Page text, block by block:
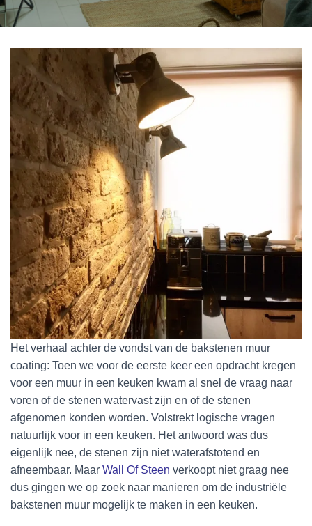
Het verhaal achter de vondst van de bakstenen muur
coating: Toen we voor de eerste keer een opdracht kregen
voor een muur in een keuken kwam al snel de vraag naar
voren of de stenen watervast zijn en of de stenen
afgenomen konden worden. Volstrekt logische vragen
natuurlijk voor in een keuken. Het antwoord was dus
eigenlijk nee, de stenen zijn niet waterafstotend en
afneembaar. Maar Wall Of Steen verkoopt niet graag nee
dus gingen we op zoek naar manieren om de industriële
bakstenen muur mogelijk te maken in een keuken.